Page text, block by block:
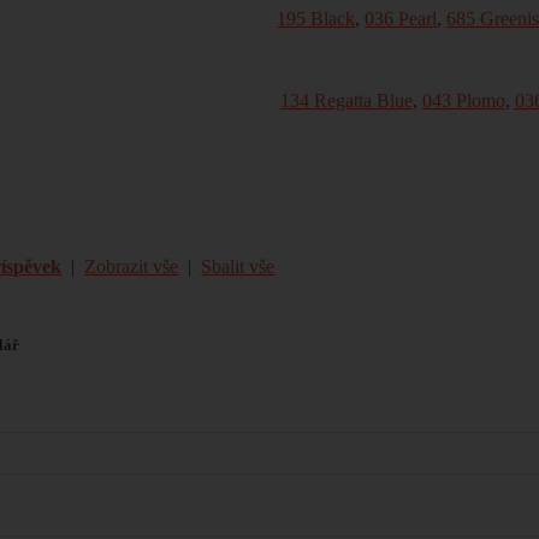
195 Black, 036 Pearl, 685
134 Regatta Blue, 043 Plomo,
| Zobrazit vše | Sbalit vše